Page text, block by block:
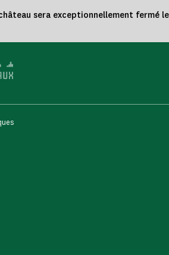
sera exceptionnellement